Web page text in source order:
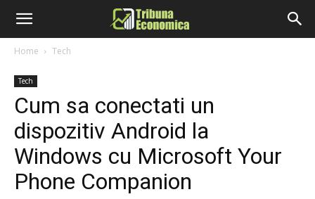
Home Tech
Tech
Cum sa conectati un
dispozitiv Android la
Windows cu Microsoft Your
Phone Companion